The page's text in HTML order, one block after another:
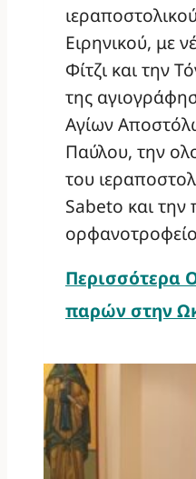
Ειρηνικού, με
Φίτζι και την
της
Αγίων
Παύλου, την
του
Sabeto και
Περισσότερα
παρών στην